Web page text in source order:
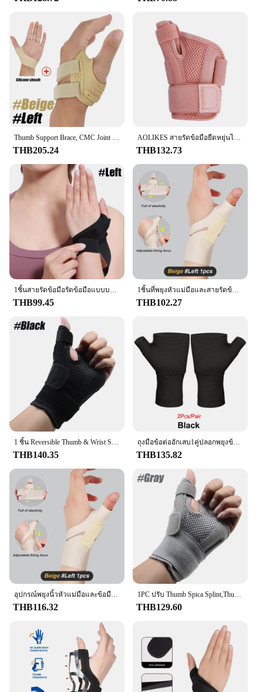
Thumb Support Brace, CMC Joint Stabilizer Orthosis, Spica Splint สําหรับโรคข้อเข่าเสื่อม, ความไม่มั่นคง, Tendonitis, บรรเทาอาการปวดข้ออักเสบ
THB205.24
AOLIKES สายรัดข้อมือยืดหยุ่นได้1ชิ้น, อุปกรณ์พยุงนิ้วหัวแม่มือสำหรับเอ็นอักเสบอุปกรณ์ป้องกันปลอกนิ้วหัวแม่มือสำหรับมือขวาและซ้าย
THB132.73
1ชิ้นสายรัดข้อมือรัดข้อมือแบบบางเฉียบรองรับนิ้วหัวแม่มือสำหรับเอ็นอักเสบ, tenosynovitis, carpal tunnel arthritis
THB99.45
1ชิ้นที่พยุงหัวแม่มือและสายรัดข้อมือซ้ายขวาสำหรับผู้หญิง & ผู้ชาย Spica splint ตัวรัดนิ้วหัวแม่มือ CMC พร้อมปลอกพยุงนิ้วหัวแม่มือสำหรับโรคข้ออักเสบ
THB102.27
THB140.35
ถุงมือข้อต่ออักเสบ1คู่ปลอกพยุงข้อมือและนิ้วหัวแม่มือสำหรับทุกเพศเหมาะสำหรับอุโมงค์ carpal ปวดข้อมือและเมื่อยล้า
THB135.82
THB116.32 THB129.60